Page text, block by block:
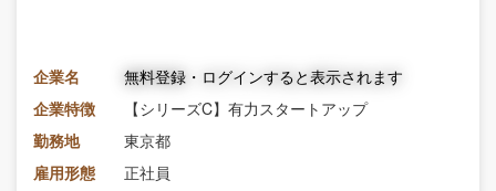
企業名
無料登録・ログインすると表示されます
企業特徴
【シリーズC】有力スタートアップ
勤務地
東京都
雇用形態
正社員